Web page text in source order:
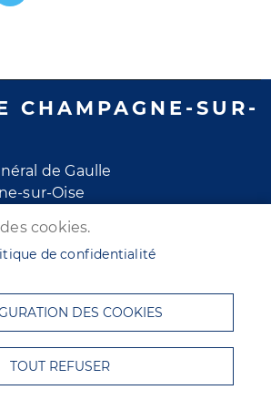
CHAMPAGNE-SUR-
de Gaulle
sur-Oise
à 12h et de 13h30 à 16h30
à 12h
SITE
CONTACT
DONNÉES PERSONNELLES
cookies.
de confidentialité
DES COOKIES
TOUT REFUSER